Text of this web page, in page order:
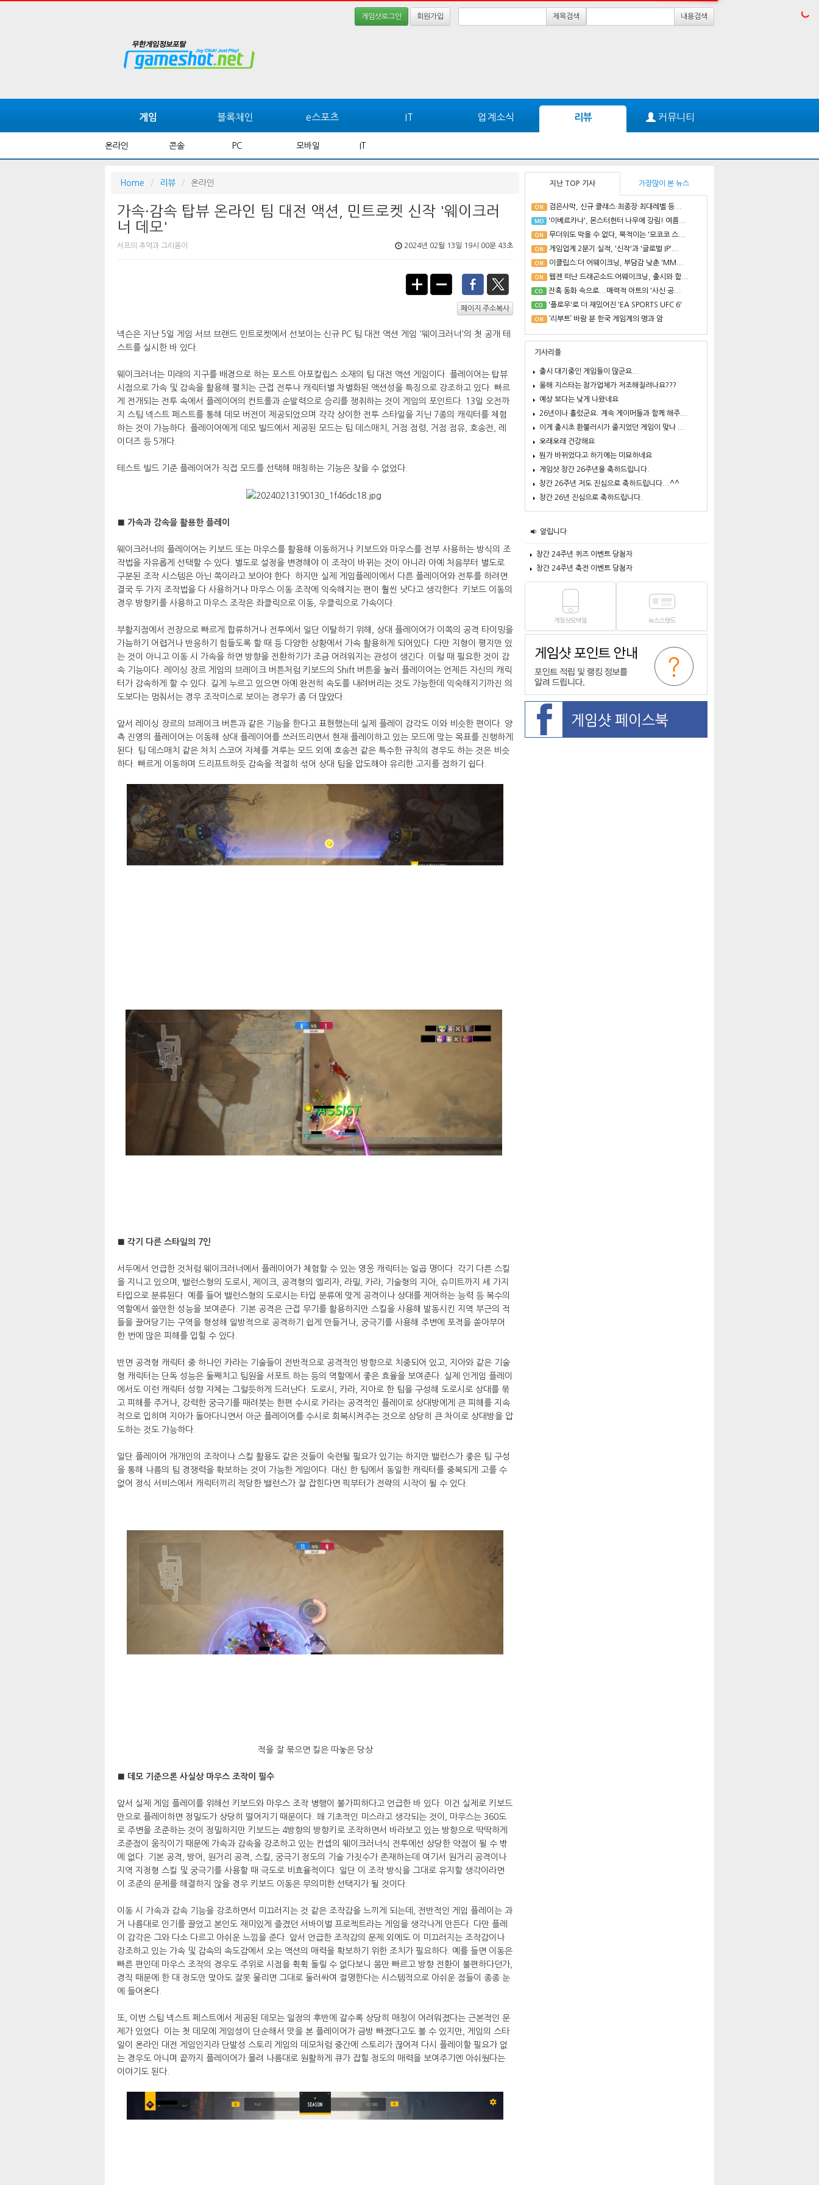
게임샷로그인 회원가입 제목검색 내용검색
게임 블록체인 e스포츠 IT 업계소식 리뷰 커뮤니티
온라인 콘솔 PC 모바일 IT
Home 리뷰 온라인
가속·감속 탑뷰 온라인 팀 대전 액션, 민트로켓 신작 '웨이크러
너 데모'
서프의 추억과 그리움이 2024년 02월 13일 19시 00분 43초
페이지 주소복사
넥슨은 지난 5일 게임 서브 브랜드 민트로켓에서 선보이는 신규 PC 팀 대전 액션 게임 '웨이크러너'의 첫 공개 테
스트를 실시한 바 있다.
웨이크러너는 미래의 지구를 배경으로 하는 포스트 아포칼립스 소재의 팀 대전 액션 게임이다. 플레이어는 탑뷰
시점으로 가속 및 감속을 활용해 펼치는 근접 전투나 캐릭터별 차별화된 액션성을 특징으로 강조하고 있다. 빠르
게 전개되는 전투 속에서 플레이어의 컨트롤과 순발력으로 승리를 쟁취하는 것이 게임의 포인트다. 13일 오전까
지 스팀 넥스트 페스트를 통해 데모 버전이 제공되었으며 각각 상이한 전투 스타일을 지닌 7종의 캐릭터를 체험
하는 것이 가능하다. 플레이어에게 데모 빌드에서 제공된 모드는 팀 데스매치, 거점 점령, 거점 점유, 호송전, 레
이더즈 등 5개다.
테스트 빌드 기준 플레이어가 직접 모드를 선택해 매칭하는 기능은 찾을 수 없었다.
■ 가속과 감속을 활용한 플레이
웨이크러너의 플레이어는 키보드 또는 마우스를 활용해 이동하거나 키보드와 마우스를 전부 사용하는 방식의 조
작법을 자유롭게 선택할 수 있다. 별도로 설정을 변경해야 이 조작이 바뀌는 것이 아니라 아예 처음부터 별도로
구분된 조작 시스템은 아닌 쪽이라고 보아야 한다. 하지만 실제 게임플레이에서 다른 플레이어와 전투를 하려면
결국 두 가지 조작법을 다 사용하거나 마우스 이동 조작에 익숙해지는 편이 훨씬 낫다고 생각한다. 키보드 이동의
경우 방향키를 사용하고 마우스 조작은 좌클릭으로 이동, 우클릭으로 가속이다.
부활지점에서 전장으로 빠르게 합류하거나 전투에서 일단 이탈하기 위해, 상대 플레이어가 이쪽의 공격 타이밍을
가늠하기 어렵거나 반응하기 힘들도록 할 때 등 다양한 상황에서 가속 활용하게 되어있다. 다만 지형이 평지만 있
는 것이 아니고 이동 시 가속을 하면 방향을 전환하기가 조금 어려워지는 관성이 생긴다. 이럴 때 필요한 것이 감
속 기능이다. 레이싱 장르 게임의 브레이크 버튼처럼 키보드의 Shift 버튼을 눌러 플레이어는 언제든 자신의 캐릭
터가 감속하게 할 수 있다. 길게 누르고 있으면 아예 완전히 속도를 내려버리는 것도 가능한데 익숙해지기까진 의
도보다는 멈춰서는 경우 조작미스로 보이는 경우가 좀 더 많았다.
앞서 레이싱 장르의 브레이크 버튼과 같은 기능을 한다고 표현했는데 실제 플레이 감각도 이와 비슷한 편이다. 양
측 진영의 플레이어는 이동해 상대 플레이어를 쓰러뜨리면서 현재 플레이하고 있는 모드에 맞는 목표를 진행하게
된다. 팀 데스매치 같은 처치 스코어 자체를 겨루는 모드 외에 호송전 같은 특수한 규칙의 경우도 하는 것은 비슷
하다. 빠르게 이동하며 드리프트하듯 감속을 적절히 섞어 상대 팀을 압도해야 유리한 고지를 점하기 쉽다.
■ 각기 다른 스타일의 7인
서두에서 언급한 것처럼 웨이크러너에서 플레이어가 체험할 수 있는 영웅 캐릭터는 일곱 명이다. 각기 다른 스킬
을 지니고 있으며, 밸런스형의 도로시, 제이크, 공격형의 엘리자, 라밀, 카라, 기술형의 지아, 슈미트까지 세 가지
타입으로 분류된다. 예를 들어 밸런스형의 도로시는 타입 분류에 맞게 공격이나 상대를 제어하는 능력 등 복수의
역할에서 쓸만한 성능을 보여준다. 기본 공격은 근접 무기를 활용하지만 스킬을 사용해 발동시킨 지역 부근의 적
들을 끌어당기는 구역을 형성해 일방적으로 공격하기 쉽게 만들거나, 궁극기를 사용해 주변에 포격을 쏟아부어
한 번에 많은 피해를 입힐 수 있다.
반면 공격형 캐릭터 중 하나인 카라는 기술들이 전반적으로 공격적인 방향으로 치중되어 있고, 지아와 같은 기술
형 캐릭터는 단독 성능은 둘째치고 팀원을 서포트 하는 등의 역할에서 좋은 효율을 보여준다. 실제 인게임 플레이
에서도 이런 캐릭터 성향 자체는 그럴듯하게 드러난다. 도로시, 카라, 지아로 한 팀을 구성해 도로시로 상대를 묶
고 피해를 주거나, 강력한 궁극기를 때려붓는 한편 수시로 카라는 공격적인 플레이로 상대방에게 큰 피해를 지속
적으로 입히며 지아가 돌아다니면서 아군 플레이어를 수시로 회복시켜주는 것으로 상당히 큰 차이로 상대방을 압
도하는 것도 가능하다.
일단 플레이어 개개인의 조작이나 스킬 활용도 같은 것들이 숙련될 필요가 있기는 하지만 밸런스가 좋은 팀 구성
을 통해 나름의 팀 경쟁력을 확보하는 것이 가능한 게임이다. 대신 한 팀에서 동일한 캐릭터를 중복되게 고를 수
없어 정식 서비스에서 캐릭터끼리 적당한 밸런스가 잘 잡힌다면 픽부터가 전략의 시작이 될 수 있다.
적을 잘 묶으면 킬은 따놓은 당상
■ 데모 기준으론 사실상 마우스 조작이 필수
앞서 실제 게임 플레이를 위해선 키보드와 마우스 조작 병행이 불가피하다고 언급한 바 있다. 이건 실제로 키보드
만으로 플레이하면 정밀도가 상당히 떨어지기 때문이다. 꽤 기초적인 미스라고 생각되는 것이, 마우스는 360도
로 주변을 조준하는 것이 정밀하지만 키보드는 4방향의 방향키로 조작하면서 바라보고 있는 방향으로 딱딱하게
조준점이 움직이기 때문에 가속과 감속을 강조하고 있는 컨셉의 웨이크러너식 전투에선 상당한 약점이 될 수 밖
에 없다. 기본 공격, 방어, 원거리 공격, 스킬, 궁극기 정도의 기술 가짓수가 존재하는데 여기서 원거리 공격이나
지역 지정형 스킬 및 궁극기를 사용할 때 극도로 비효율적이다. 일단 이 조작 방식을 그대로 유지할 생각이라면
이 조준의 문제를 해결하지 않을 경우 키보드 이동은 무의미한 선택지가 될 것이다.
이동 시 가속과 감속 기능을 강조하면서 미끄러지는 것 같은 조작감을 느끼게 되는데, 전반적인 게임 플레이는 과
거 나름대로 인기를 끌었고 본인도 재미있게 즐겼던 서바이벌 프로젝트라는 게임을 생각나게 만든다. 다만 플레
이 감각은 그와 다소 다르고 아쉬운 느낌을 준다. 앞서 언급한 조작감의 문제 외에도 이 미끄러지는 조작감이나
강조하고 있는 가속 및 감속의 속도감에서 오는 액션의 매력을 확보하기 위한 조치가 필요하다. 예를 들면 이동은
빠른 편인데 마우스 조작의 경우도 주위로 시점을 휙휙 돌릴 수 없다보니 몸만 빠르고 방향 전환이 불편하다던가,
경직 때문에 한 대 정도만 맞아도 잘못 물리면 그대로 둘러싸여 절명한다는 시스템적으로 아쉬운 점들이 종종 눈
에 들어온다.
또, 이번 스팀 넥스트 페스트에서 제공된 데모는 일정의 후반에 갈수록 상당히 매칭이 어려워졌다는 근본적인 문
제가 있었다. 이는 첫 데모에 게임성이 단순해서 맛을 본 플레이어가 금방 빠졌다고도 볼 수 있지만, 게임의 스타
일이 온라인 대전 게임인지라 단발성 스토리 게임의 데모처럼 중간에 스토리가 끊어져 다시 플레이할 필요가 없
는 경우도 아니며 끝까지 플레이어가 몰려 나름대로 원활하게 큐가 잡힐 정도의 매력을 보여주기엔 아쉬웠다는
이야기도 된다.
지난 TOP 기사 가장많이 본 뉴스
ON 검은사막, 신규 클래스·최종장·최대레벨 등...
MO '이베르카나', 몬스터헌터 나우에 강림! 여름...
ON 무더위도 막을 수 없다, 북적이는 '모코코 스...
ON 게임업계 2분기 실적, '신작'과 '글로벌 IP'...
ON 이클립스:더 어웨이크닝, 부담감 낮춘 'MM...
ON 웹젠 떠난 드래곤소드:어웨이크닝, 출시와 함...
CO 잔혹 동화 속으로...매력적 아트의 '사신 공...
CO '플로우'로 더 재밌어진 'EA SPORTS UFC 6'
ON ‘리부트’ 바람 분 한국 게임계의 명과 암
기사리플
출시 대기중인 게임들이 많군요...
올해 지스타는 참가업체가 저조해질려나요???
예상 보다는 낮게 나왔네요
26년이나 흘렀군요. 계속 게이머들과 함께 해주...
이게 출시초 환불러시가 줄지었던 게임이 맞나 ...
오래오래 건강해요
뭔가 바뀌었다고 하기에는 미묘하네요
게임샷 창간 26주년을 축하드립니다.
창간 26주년 저도 진심으로 축하드립니다...^^
창간 26년 진심으로 축하드립니다.
알립니다
창간 24주년 퀴즈 이벤트 당첨자
창간 24주년 축전 이벤트 당첨자
게임샷모바일 뉴스스탠드